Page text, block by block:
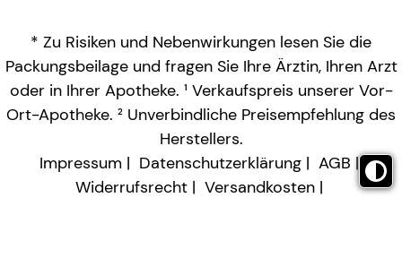
* Zu Risiken und Nebenwirkungen lesen Sie die
Packungsbeilage und fragen Sie Ihre Ärztin, Ihren Arzt
oder in Ihrer Apotheke. ¹ Verkaufspreis unserer Vor-
Ort-Apotheke. ² Unverbindliche Preisempfehlung des
Herstellers.
Impressum
Datenschutzerklärung
AGB
Widerrufsrecht
Versandkosten